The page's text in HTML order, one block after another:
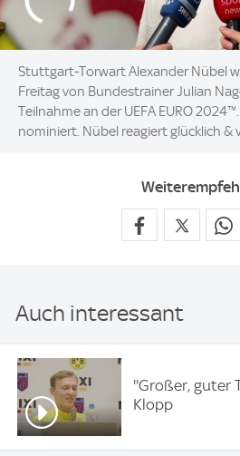
Stuttgart-Torwart Alexander Nübel
Freitag von Bundestrainer Julian
Teilnahme an der UEFA EURO
nominiert. Nübel reagiert glücklich &
Auch interessant
''Großer, guter
Klopp